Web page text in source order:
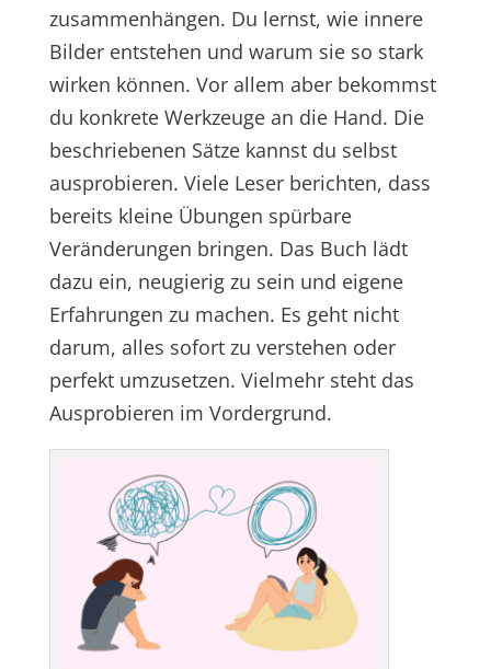
zusammenhängen. Du lernst, wie innere
Bilder entstehen und warum sie so stark
wirken können. Vor allem aber bekommst
du konkrete Werkzeuge an die Hand. Die
beschriebenen Sätze kannst du selbst
ausprobieren. Viele Leser berichten, dass
bereits kleine Übungen spürbare
Veränderungen bringen. Das Buch lädt
dazu ein, neugierig zu sein und eigene
Erfahrungen zu machen. Es geht nicht
darum, alles sofort zu verstehen oder
perfekt umzusetzen. Vielmehr steht das
Ausprobieren im Vordergrund.